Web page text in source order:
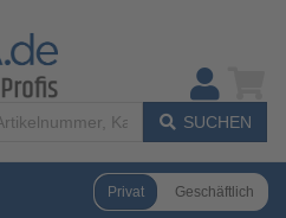
SUCHEN
Privat Geschäftlich